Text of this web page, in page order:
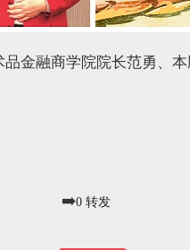
金融商学院院长范勇、本
➡️0 转发